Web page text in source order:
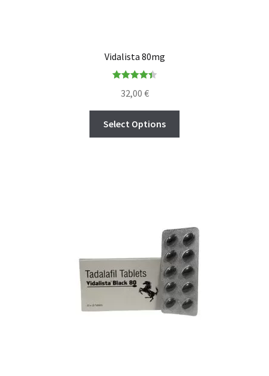
Vidalista 80mg
out of 5
32,00 €
Select Options